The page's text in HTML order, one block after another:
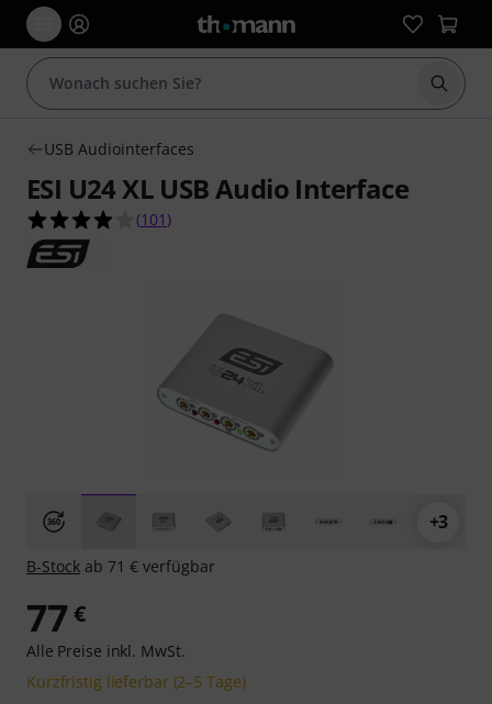
Suche
USB Audiointerfaces
ESI U24 XL USB Audio Interface
4.1 von 5 Sternen aus 101 Kundenbewertungen
(101 )
+3
B-Stock ab 71 € verfügbar
77 €
Alle Preise inkl. MwSt.
Kurzfristig lieferbar (2–5 Tage)